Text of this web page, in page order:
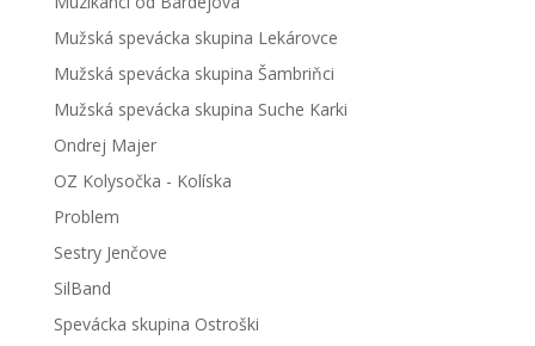
Mužská spevácka skupina Lekárovce
Mužská spevácka skupina Šambriňci
Mužská spevácka skupina Suche Karki
Ondrej Majer
OZ Kolysočka - Kolíska
Problem
Sestry Jenčove
SilBand
Spevácka skupina Ostroški